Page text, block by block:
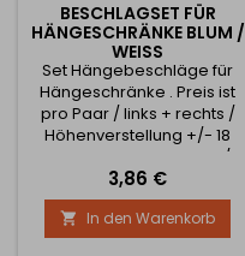
BESCHLAGSET FÜR
HÄNGESCHRÄNKE BLUM /
WEISS
Set Hängebeschläge für
Hängeschränke . Preis ist
pro Paar / links + rechts /
Höhenverstellung +/- 18
mm, Tiefenverstellung +/-
16 mm
Preis
3,86 €
 In den Warenkorb